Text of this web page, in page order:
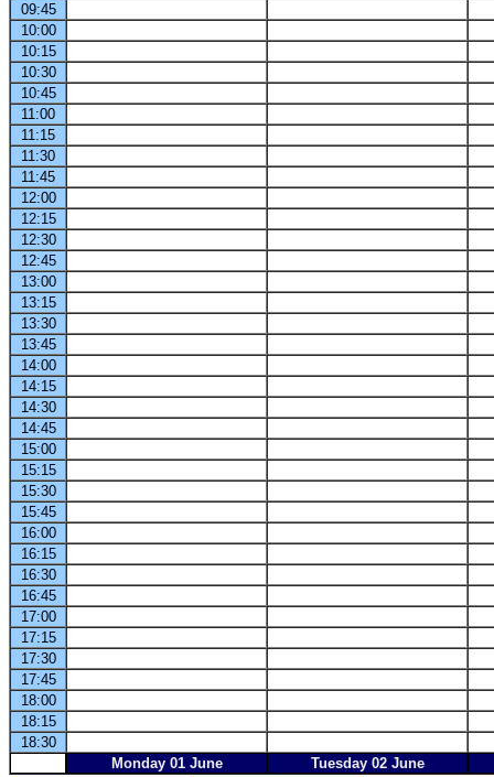
09:45
10:00
10:15
10:30
10:45
11:00
11:15
11:30
11:45
12:00
12:15
12:30
12:45
13:00
13:15
13:30
13:45
14:00
14:15
14:30
14:45
15:00
15:15
15:30
15:45
16:00
16:15
16:30
16:45
17:00
17:15
17:30
17:45
18:00
18:15
18:30
Monday 01 June
Tuesday 02 June